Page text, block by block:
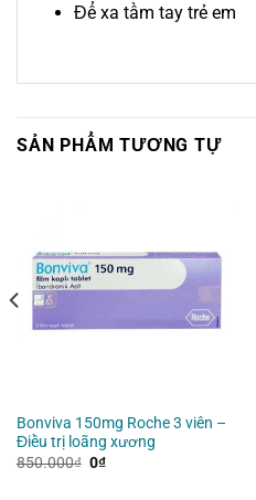
Để xa tầm tay trẻ em
SẢN PHẨM TƯƠNG TỰ
Bonviva 150mg Roche 3 viên –
Điều trị loãng xương
850.000₫ Giá
0₫Giá